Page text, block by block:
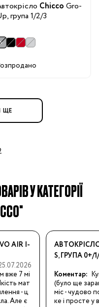
Chicco Gro-
група 1/2/3
ЩЕ
У КАТЕГОРІЇ
AIR I-
вже 7 мі
мат
- ц
Але є
АВТОКРІСЛО
S, ГРУПА 0+/
Коментар:
(було ще
міс - чудово
ке і просте у